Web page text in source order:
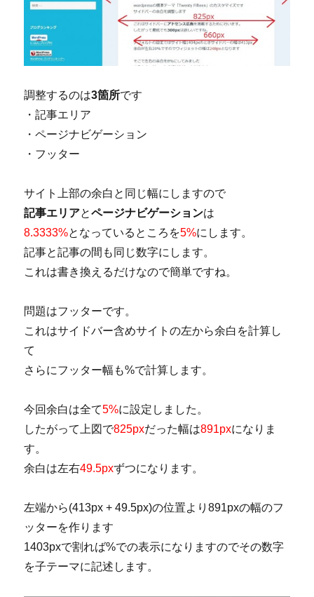
調整するのは3箇所です
・記事エリア
・ページナビゲーション
・フッター
サイト上部の余白と同じ幅にしますので
記事エリアとページナビゲーションは
8.3333%となっているところを5%にします。
記事と記事の間も同じ数字にします。
これは書き換えるだけなので簡単ですね。
問題はフッターです。
これはサイドバー含めサイトの左から余白を計算し
て
さらにフッター幅も%で計算します。
今回余白は全て5%に設定しました。
したがって上図で825pxだった幅は891pxになりま
す。
余白は左右49.5pxずつになります。
左端から(413px + 49.5px)の位置より891pxの幅のフ
ッターを作ります
1403pxで割れば%での表示になりますのでその数字
を子テーマに記述します。